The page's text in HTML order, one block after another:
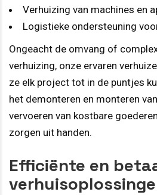
Verhuizing van machines en
Logistieke ondersteuning
Ongeacht de omvang of
verhuizing, onze ervaren
ze elk project tot in de puntjes
het demonteren en monteren
vervoeren van kostbare
zorgen uit handen.
Efficiënte en